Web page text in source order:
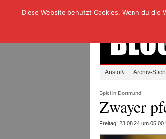
Anstoß Archiv-
Spiel in Dortmund
Zwayer
Freitag, 23.08.24 um 05:00
Diese Website benutzt Cookies. Wenn du